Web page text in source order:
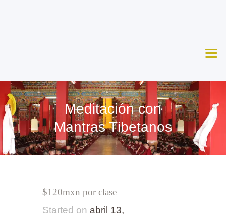
Meditación con
Mantras Tibetanos
Agenda
Apoya
Contacto
$120mxn por clase
Started on abril 13,